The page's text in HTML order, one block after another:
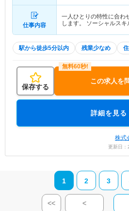
仕事内容
一人ひとりの特性に合わ
します。 ソーシャルス
駅から徒歩5分以内 残業少なめ
保存する
この求人を
詳細を見る
株式
更新日
1 2 3
<< <